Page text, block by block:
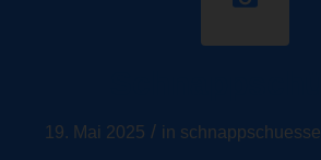
19. Mai 2025 / in schnappschuesse